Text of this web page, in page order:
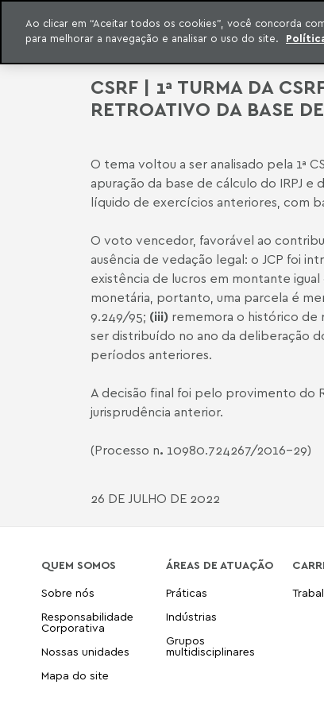
para o conteúdo
Meyer
QUEM
CSRF | 1ª TURMA DA
RETROATIVO DA BASE
O tema voltou a ser analisado pela 1ª
apuração da base de cálculo do IRPJ
líquido de exercícios anteriores, com
O voto vencedor, favorável ao
ausência de vedação legal: o JCP foi
existência de lucros em montante
monetária, portanto, uma parcela é
9.249/95; (iii) rememora o histórico de
ser distribuído no ano da deliberação
períodos anteriores.
A decisão final foi pelo provimento do
jurisprudência anterior.
(Processo n. 10980.724267/2016-29)
26 DE JULHO DE 2022
QUEM SOMOS
Sobre nós
Responsabilidade
Corporativa
Nossas unidades
Mapa do site
ÁREAS DE ATUAÇÃO
Práticas
Indústrias
Grupos
multidisciplinares
Ao clicar em “Aceitar todos os cookies”, você concorda
para melhorar a navegação e analisar o uso do site.